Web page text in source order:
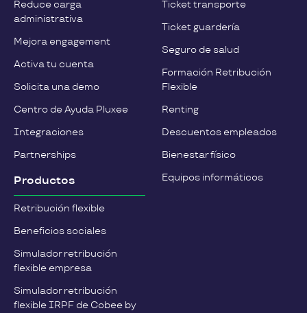
Reduce carga
administrativa
Mejora engagement
Activa tu cuenta
Solicita una demo
Centro de Ayuda Pluxee
Integraciones
Partnerships
Productos
Retribución flexible
Beneficios sociales
Simulador retribución
flexible empresa
Simulador retribución
flexible IRPF de Cobee by
Ticket transporte
Ticket guardería
Seguro de salud
Formación Retribución
Flexible
Renting
Descuentos empleados
Bienestar físico
Equipos informáticos